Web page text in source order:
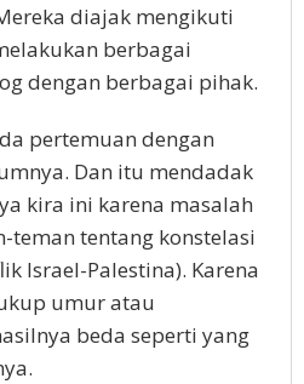
diajak mengikuti
berbagai
dengan berbagai pihak.
pertemuan dengan
Dan itu mendadak
kira ini karena masalah
teman tentang konstelasi
Israel-Palestina). Karena
umur atau
beda seperti yang